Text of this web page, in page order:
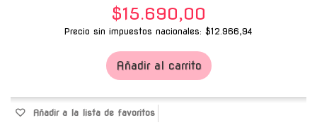
$15.690,00
Precio sin impuestos nacionales: $12.966,94
Añadir al carrito
Añadir a la lista de favoritos